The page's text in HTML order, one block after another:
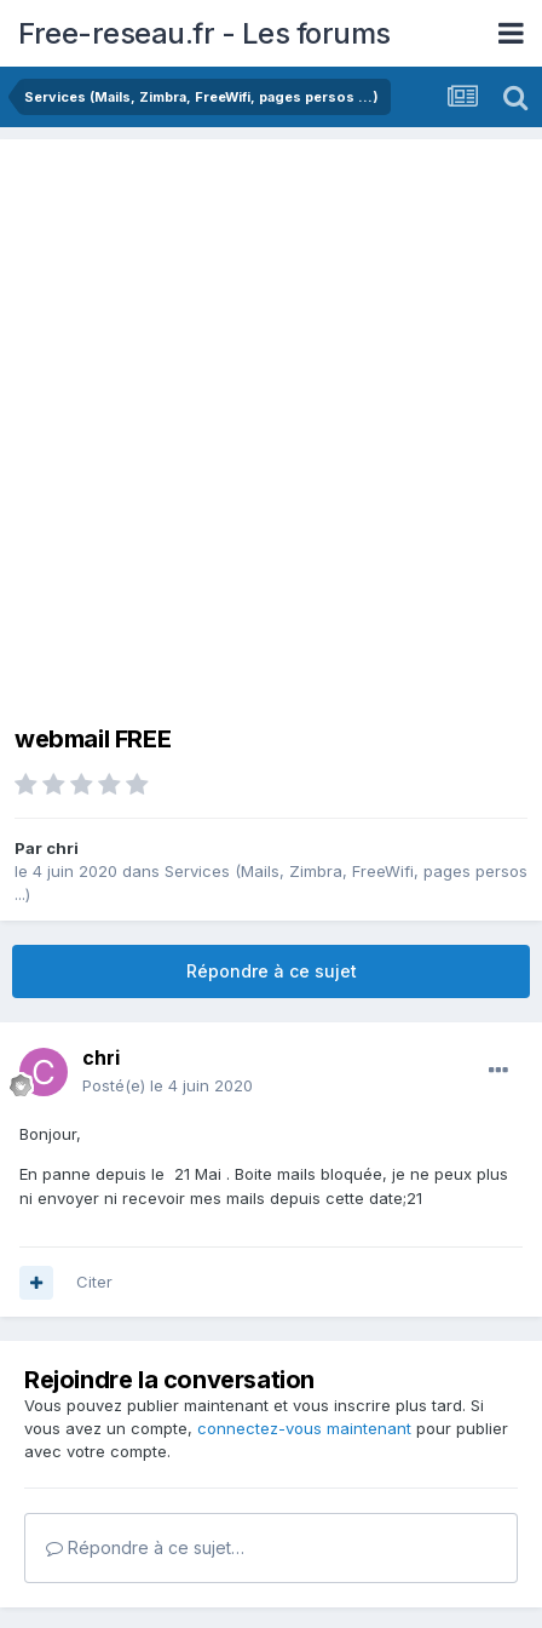
Free-reseau.fr - Les forums
Services (Mails, Zimbra, FreeWifi, pages persos ...)
webmail FREE
Par chri
le 4 juin 2020 dans Services (Mails, Zimbra, FreeWifi, pages persos
...)
Répondre à ce sujet
chri
Posté(e) le 4 juin 2020
Bonjour,
En panne depuis le 21 Mai . Boite mails bloquée, je ne peux plus
ni envoyer ni recevoir mes mails depuis cette date;21
Citer
Rejoindre la conversation
Vous pouvez publier maintenant et vous inscrire plus tard. Si
vous avez un compte, connectez-vous maintenant pour publier
avec votre compte.
Répondre à ce sujet…